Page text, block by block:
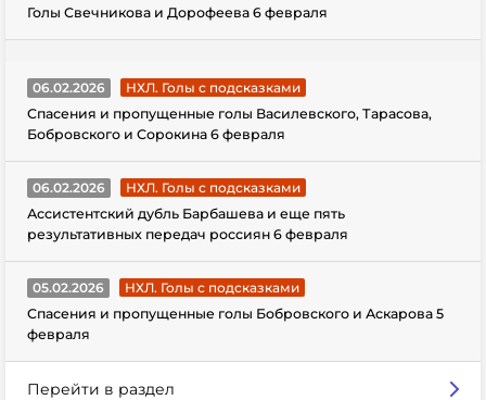
Голы Свечникова и Дорофеева 6 февраля
06.02.2026
НХЛ. Голы с подсказками
Спасения и пропущенные голы Василевского, Тарасова,
Бобровского и Сорокина 6 февраля
06.02.2026
НХЛ. Голы с подсказками
Ассистентский дубль Барбашева и еще пять
результативных передач россиян 6 февраля
05.02.2026
НХЛ. Голы с подсказками
Спасения и пропущенные голы Бобровского и Аскарова 5
февраля
Перейти в раздел